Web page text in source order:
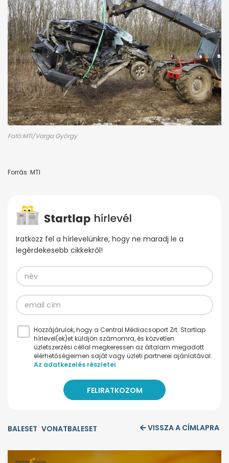
Fotó:MTI/Varga György
Forrás: MTI
Iratkozz fel a hírlevelünkre, hogy ne maradj le a
legérdekesebb cikkekről!
Hozzájárulok, hogy a Central Médiacsoport Zrt. Startlap
hírlevel(ek)et küldjön számomra, és közvetlen
üzletszerzési céllal megkeressen az általam megadott
elérhetőségeimen saját vagy üzleti partnerei ajánlatával.
Az adatkezelés részletei
BALESET VONATBALESET VISSZA A CÍMLAPRA